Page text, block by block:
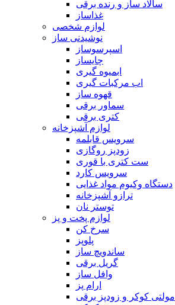
سالاد ساز و رنده برقی
غذاساز
لوازم شخصی
نوشیدنی ساز
اسپرسوساز
چایساز
ابمیوه گیری
اب مرکبات گیری
قهوه ساز
سماور برقی
کتری برقی
لوازم آشپزخانه
سرویس قابلمه
زودپز روگازی
ست کتری با قوری
سرویس کارد
دستگاه وکیوم مواد غذایی
ترازو آشپزخانه
توستر نان
لوازم پخت و پز
سرخ کن
پلوپز
ساندویچ ساز
گریل برقی
وافل ساز
ارام پز
مولتی کوکر و زودپز برقی